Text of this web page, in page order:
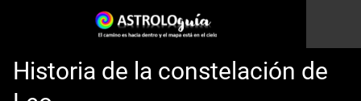
Historia de la constelación de